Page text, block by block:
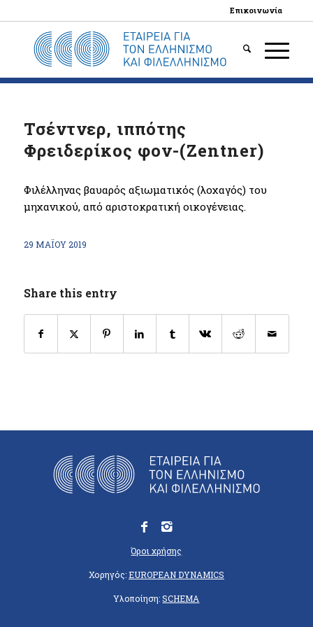
Επικοινωνία
Τσέντνερ, ιππότης
Φρειδερίκος φον-(Zentner)
Φιλέλληνας βαυαρός αξιωματικός (λοχαγός) του
μηχανικού, από αριστοκρατική οικογένειας.
29 ΜΑΪ́ΟΥ 2019
Share this entry
Όροι χρήσης
Χορηγός:EUROPEAN DYNAMICS
Υλοποίηση:SCHEMA